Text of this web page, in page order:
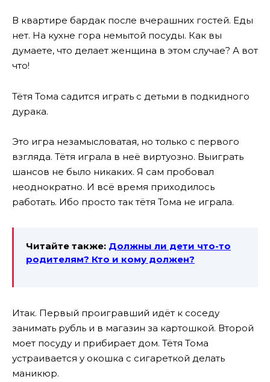
В квартире бардак после вчерашних гостей. Еды
нет. На кухне гора немытой посуды. Как вы
думаете, что делает женщина в этом случае? А вот
что!
Тётя Тома садится играть с детьми в подкидного
дурака.
Это игра незамысловатая, но только с первого
взгляда. Тётя играла в неё виртуозно. Выиграть
шансов не было никаких. Я сам пробовал
неоднократно. И всё время приходилось
работать. Ибо просто так тётя Тома не играла.
Читайте также: Должны ли дети что-то
родителям? Кто и кому должен?
Итак. Первый проигравший идёт к соседу
занимать рубль и в магазин за картошкой. Второй
моет посуду и прибирает дом. Тётя Тома
устраивается у окошка с сигареткой делать
маникюр.